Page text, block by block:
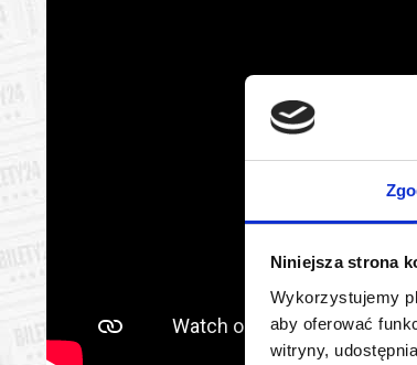
Niniejsza strona
Wykorzystujemy
aby oferować
witryny,